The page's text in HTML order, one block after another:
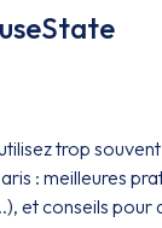
trop
: meilleures
et conseils